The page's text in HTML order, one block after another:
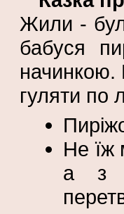
Жили -
бабуся
начинкою.
гуляти по
Не їж
а з